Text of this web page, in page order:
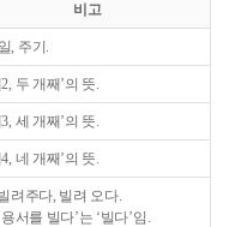
비고
, 주기.
2, 두 개째’의 뜻.
3, 세 개째’의 뜻.
4, 네 개째’의 뜻.
려주다, 빌려 오다.
용서를 빌다’는 ‘빌다’임.